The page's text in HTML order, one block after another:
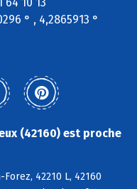
64 10 13
° , 4,2865913 °
(42160) est proche
42210 L, 42160